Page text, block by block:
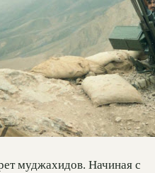
муджахидов. Начиная с